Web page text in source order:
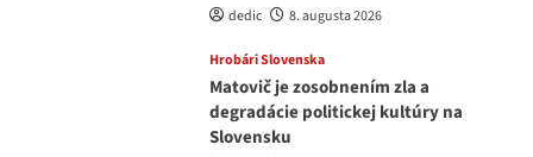
dedic 8. augusta 2026
Hrobári Slovenska
Matovič je zosobnením zla a
degradácie politickej kultúry na
Slovensku